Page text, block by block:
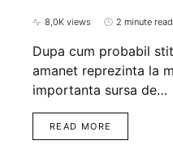
8,0K views 2 minute read
Dupa cum probabil
amanet reprezinta la
importanta sursa de…
READ MORE